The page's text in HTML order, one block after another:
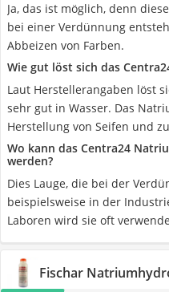
Ja, das ist möglich, denn
bei einer Verdünnung
Abbeizen von Farben.
Wie gut löst sich das
Laut Herstellerangaben löst
sehr gut in Wasser. Das
Herstellung von Seifen und
Wo kann das Centra24
werden?
Dies Lauge, die bei der
beispielsweise in der
Laboren wird sie oft
Fischar